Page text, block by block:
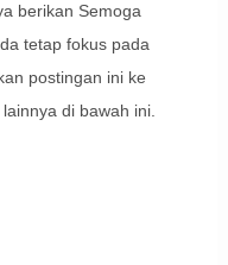
berikan Semoga
tetap fokus pada
postingan ini ke
di bawah ini.